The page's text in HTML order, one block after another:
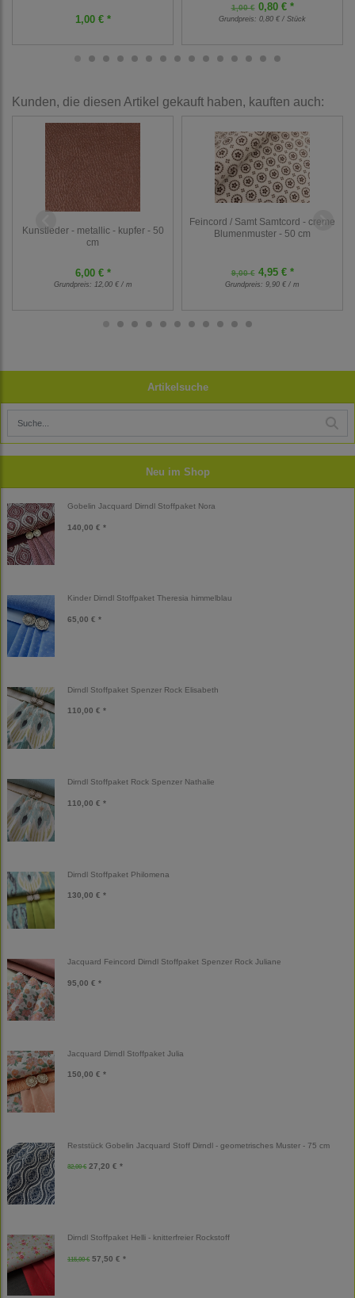
Artikelsuche
Neu im Shop
Gobelin Jacquard Dirndl Stoffpaket Nora
140,00 € *
Kinder Dirndl Stoffpaket Theresia himmelblau
65,00 € *
Dirndl Stoffpaket Spenzer Rock Elisabeth
110,00 € *
Dirndl Stoffpaket Rock Spenzer Nathalie
110,00 € *
Dirndl Stoffpaket Philomena
130,00 € *
Jacquard Feincord Dirndl Stoffpaket Spenzer Rock Juliane
95,00 € *
Jacquard Dirndl Stoffpaket Julia
150,00 € *
Reststück Gobelin Jacquard Stoff Dirndl - geometrisches Muster - 75 cm
32,00 € 27,20 € *
Dirndl Stoffpaket Helli - knitterfreier Rockstoff
115,00 € 57,50 € *
1,00 € *
1,00 €0,80 € *
Grundpreis: 0,80 € / Stück
Kunden, die diesen Artikel gekauft haben, kauften auch:
Kunstleder - metallic - kupfer - 50
cm
6,00 € *
Grundpreis: 12,00 € / m
Feincord / Samt Samtcord - creme
Blumenmuster - 50 cm
9,00 €4,95 € *
Grundpreis: 9,90 € / m